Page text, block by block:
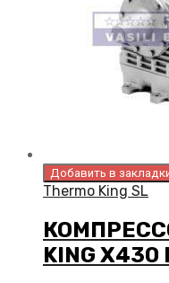
Добавить в
Thermo King SL
KING X430